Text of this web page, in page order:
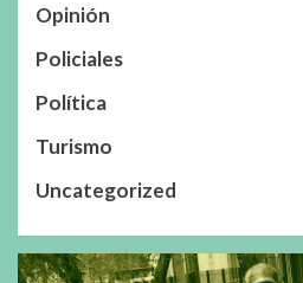
Opinión
Policiales
Política
Turismo
Uncategorized